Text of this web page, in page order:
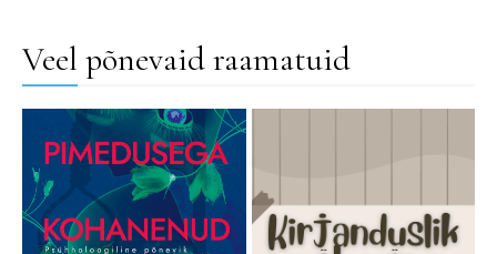
Veel põnevaid raamatuid